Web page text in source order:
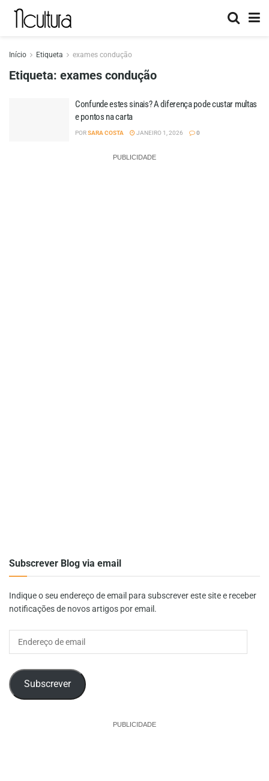
Início Etiqueta exames condução
Etiqueta: exames condução
Confunde estes sinais? A diferença pode custar multas
e pontos na carta
PORSARA COSTA JANEIRO 1, 2026 0
PUBLICIDADE
Subscrever Blog via email
Indique o seu endereço de email para subscrever este site e receber
notificações de novos artigos por email.
Subscrever
PUBLICIDADE